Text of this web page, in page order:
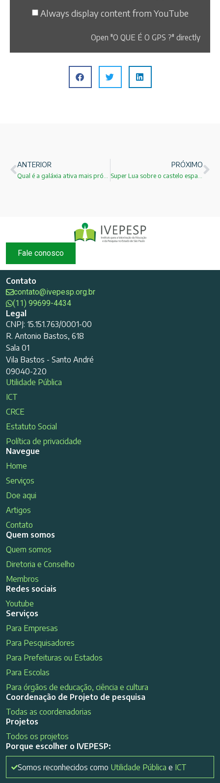
Always display content from YouTube
Open "O QUE É O GPS ?" directly
ANTERIOR PRÓXIMO
Fale conosco
Contato
contato@ivepesp.org.br
(11) 99699-4434
Legal
CNPJ: 15.151.763/0001-00
R. Antonio Bastos, 618
Sala 01
Vila Bastos - Santo André
09040-220
Utilidade Pública
ICT
CRCE
Estatuto Social
Política de privacidade
Navegue
Home
Serviços
Doe aqui
Artigos
Contato
Quem somos
Quem somos
Diretoria e Conselho
Membros
Redes sociais
Youtube
Serviços
Para Empresas
Para Pesquisadores
Para Prefeituras ou Estados
Para Escolas
Para órgãos de educação, ciência e cultura
Coordenação de Projeto de pesquisa
Todas as coordenadorias
Projetos
Todos os projetos
Porque escolher o IVEPESP:
Somos reconhecidos como Utilidade Pública e ICT